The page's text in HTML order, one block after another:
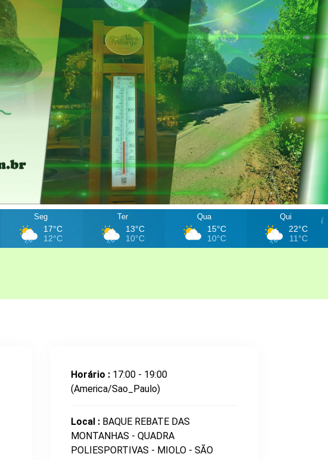
Seg
17°C
12°C
Ter
13°C
10°C
Qua
15°C
10°C
Qui
22°C
11°C
Horário : 17:00 - 19:00
(America/Sao_Paulo)
Local : BAQUE REBATE DAS
MONTANHAS - QUADRA
POLIESPORTIVAS - MIOLO - SÃO